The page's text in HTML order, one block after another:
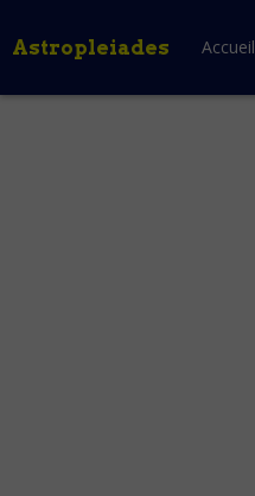
Astropleiades Accueil